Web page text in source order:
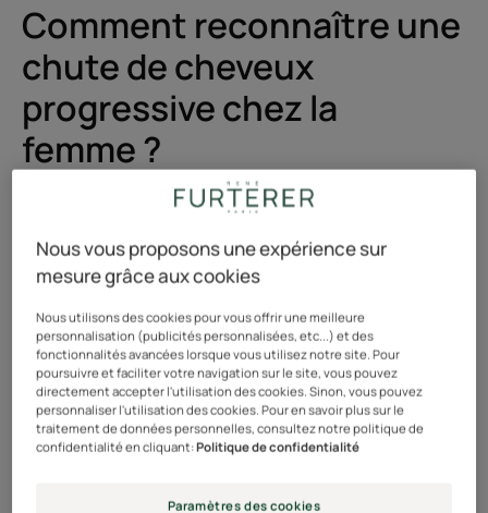
Comment reconnaître une
chute de cheveux
progressive chez la
femme ?
Tous les jours, suivant leur cycle naturel de vie, des
ainsi quotidiennement entre 40 et 80 cheveux.
Mais si pendant plus de 6 mois, les cheveux s'amassent
sur la brosse, qu'on en dénombre plus d'une centaine
par jour, on considère qu'il s'agit d'une chute de
cheveux progressive.
Chez la femme, cette chute de cheveux se localise
Nous vous proposons une expérience sur
mesure grâce aux cookies
Nous utilisons des cookies pour vous offrir une meilleure
personnalisation (publicités personnalisées, etc...) et des
fonctionnalités avancées lorsque vous utilisez notre site. Pour
poursuivre et faciliter votre navigation sur le site, vous pouvez
directement accepter l'utilisation des cookies. Sinon, vous pouvez
personnaliser l'utilisation des cookies. Pour en savoir plus sur le
traitement de données personnelles, consultez notre politique de
confidentialité en cliquant:Politique de confidentialité
Paramètres des cookies